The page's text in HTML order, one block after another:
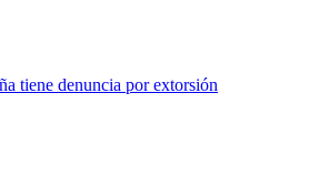
tiene denuncia por extorsión